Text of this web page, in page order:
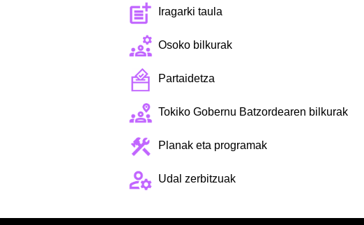
Iragarki taula
Osoko bilkurak
Partaidetza
Tokiko Gobernu Batzordearen bilkurak
Planak eta programak
Udal zerbitzuak